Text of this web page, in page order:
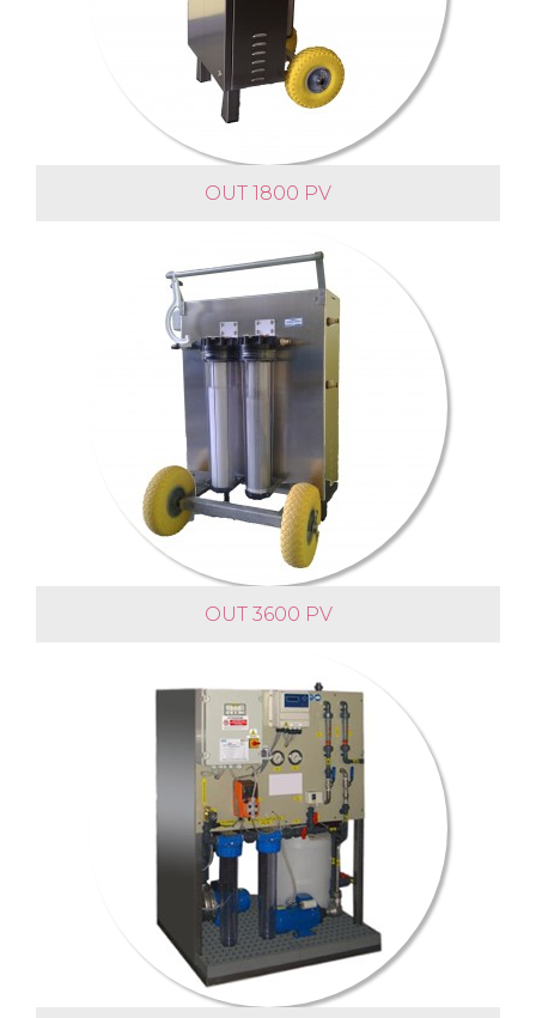
OUT 1800 PV
OUT 3600 PV